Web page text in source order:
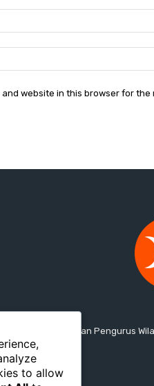
and website in this browser for the
Website resmi Dewan Pengurus
to allow